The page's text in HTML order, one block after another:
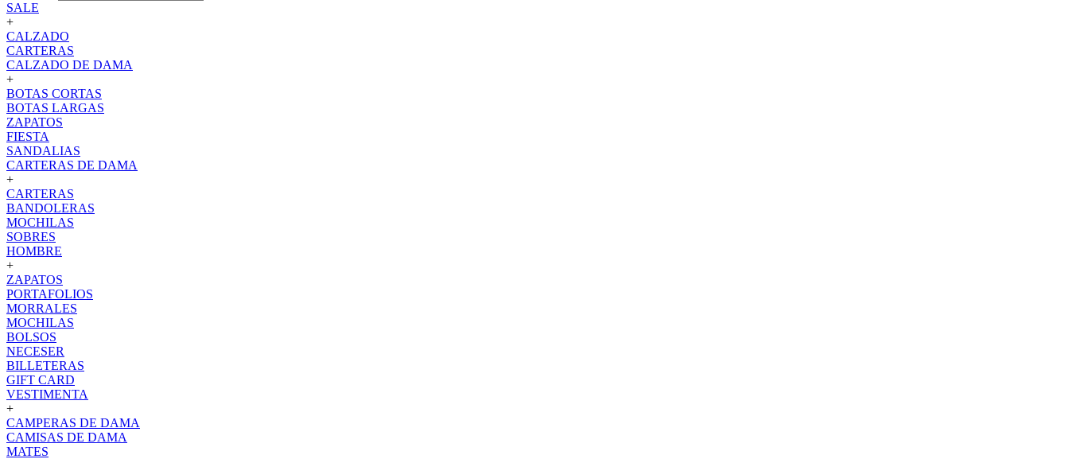
SALE
+
CALZADO
CARTERAS
CALZADO DE DAMA
+
BOTAS CORTAS
BOTAS LARGAS
ZAPATOS
FIESTA
SANDALIAS
CARTERAS DE DAMA
+
CARTERAS
BANDOLERAS
MOCHILAS
SOBRES
HOMBRE
+
ZAPATOS
PORTAFOLIOS
MORRALES
MOCHILAS
BOLSOS
NECESER
BILLETERAS
GIFT CARD
VESTIMENTA
+
CAMPERAS DE DAMA
CAMISAS DE DAMA
MATES